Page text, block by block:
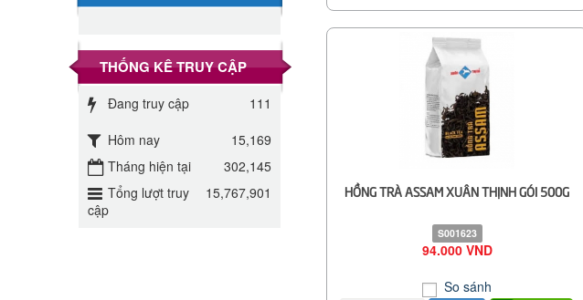
HỒNG TRÀ ASSAM XUÂN THỊNH GÓI 500G
S001623
94.000 VND
So sánh
Đường phèn
Long An bao
295.000 VND
Đường mía thiên
gói 1kg
32.000 VND
THỐNG KÊ TRUY CẬP
Đang truy cập
111
Hôm nay
15,169
Tháng hiện tại
302,145
Tổng lượt truy
cập
15,767,901